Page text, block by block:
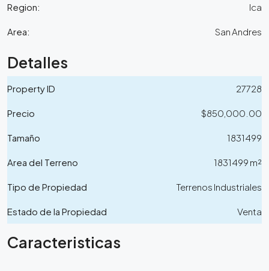
Region: Ica
Area: San Andres
Detalles
Property ID 27728
Precio $850,000.00
Tamaño 1831499
Area del Terreno 1831499 m²
Tipo de Propiedad Terrenos Industriales
Estado de la Propiedad Venta
Caracteristicas